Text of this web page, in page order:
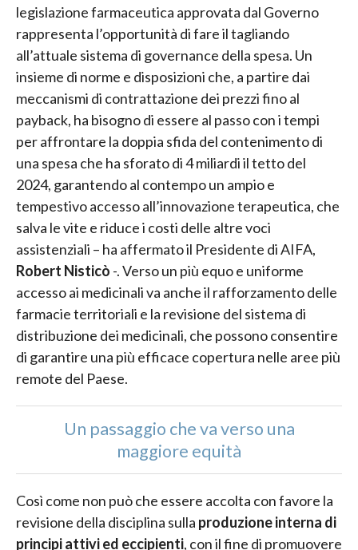
legislazione farmaceutica approvata dal Governo
rappresenta l’opportunità di fare il tagliando
all’attuale sistema di governance della spesa. Un
insieme di norme e disposizioni che, a partire dai
meccanismi di contrattazione dei prezzi fino al
payback, ha bisogno di essere al passo con i tempi
per affrontare la doppia sfida del contenimento di
una spesa che ha sforato di 4 miliardi il tetto del
2024, garantendo al contempo un ampio e
tempestivo accesso all’innovazione terapeutica, che
salva le vite e riduce i costi delle altre voci
assistenziali – ha affermato il Presidente di AIFA,
Robert Nisticò -. Verso un più equo e uniforme
accesso ai medicinali va anche il rafforzamento delle
farmacie territoriali e la revisione del sistema di
distribuzione dei medicinali, che possono consentire
di garantire una più efficace copertura nelle aree più
remote del Paese.
Un passaggio che va verso una
maggiore equità
Così come non può che essere accolta con favore la
revisione della disciplina sulla produzione interna di
principi attivi ed eccipienti, con il fine di promuovere